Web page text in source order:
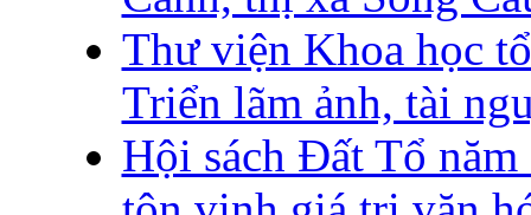
Thư viện Khoa học
Triển lãm ảnh, tài
Hội sách Đất Tổ